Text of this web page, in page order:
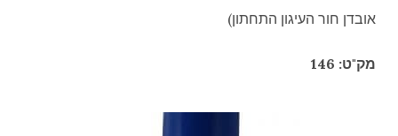
אובדן חור העיגון התחתון)
מק"ט: 146